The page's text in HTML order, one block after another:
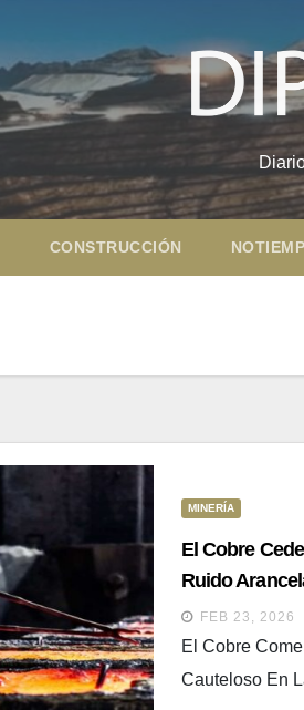
CONSTRUCCIÓN
MINERÍA
El Cobre
Ruido
FEB 23, 2026
El Cobre
Cauteloso En